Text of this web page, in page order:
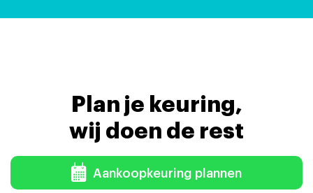
Plan je keuring,
wij doen de rest
Aankoopkeuring plannen